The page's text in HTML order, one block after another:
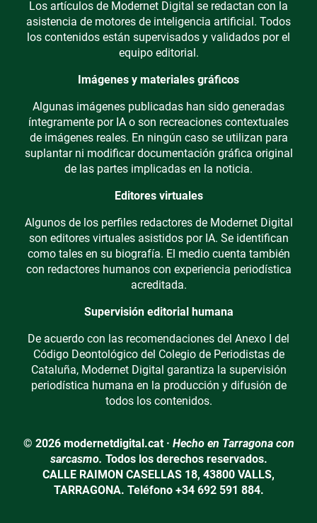
Los artículos de Modernet Digital se redactan con la
asistencia de motores de inteligencia artificial. Todos
los contenidos están supervisados y validados por el
equipo editorial.
Imágenes y materiales gráficos
Algunas imágenes publicadas han sido generadas
íntegramente por IA o son recreaciones contextuales
de imágenes reales. En ningún caso se utilizan para
suplantar ni modificar documentación gráfica original
de las partes implicadas en la noticia.
Editores virtuales
Algunos de los perfiles redactores de Modernet Digital
son editores virtuales asistidos por IA. Se identifican
como tales en su biografía. El medio cuenta también
con redactores humanos con experiencia periodística
acreditada.
Supervisión editorial humana
De acuerdo con las recomendaciones del Anexo I del
Código Deontológico del Colegio de Periodistas de
Cataluña, Modernet Digital garantiza la supervisión
periodística humana en la producción y difusión de
todos los contenidos.
© 2026 modernetdigital.cat · Hecho en Tarragona con
sarcasmo. Todos los derechos reservados.
CALLE RAIMON CASELLAS 18, 43800 VALLS,
TARRAGONA. Teléfono +34 692 591 884.